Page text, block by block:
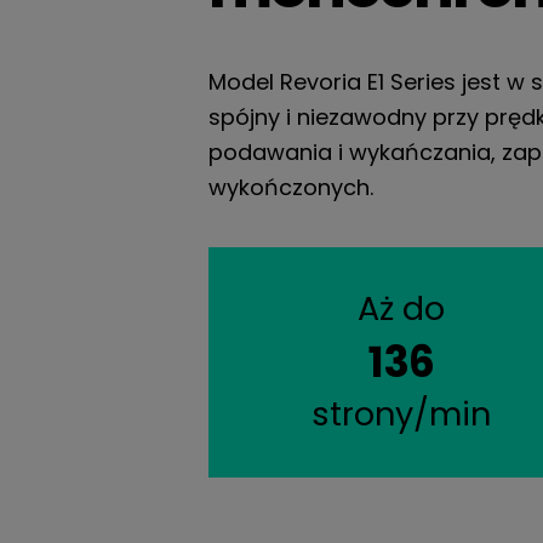
Model Revoria E1 Series jest
spójny i niezawodny przy
podawania i wykańczania,
wykończonych.
Aż do
136
strony/min